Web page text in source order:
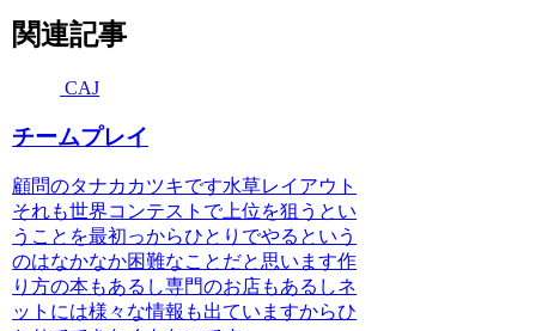
関連記事
CAJ
チームプレイ
顧問のタナカカツキです水草レイアウト
それも世界コンテストで上位を狙うとい
うことを最初っからひとりでやるという
のはなかなか困難なことだと思います作
り方の本もあるし専門のお店もあるしネ
ットには様々な情報も出ていますからひ